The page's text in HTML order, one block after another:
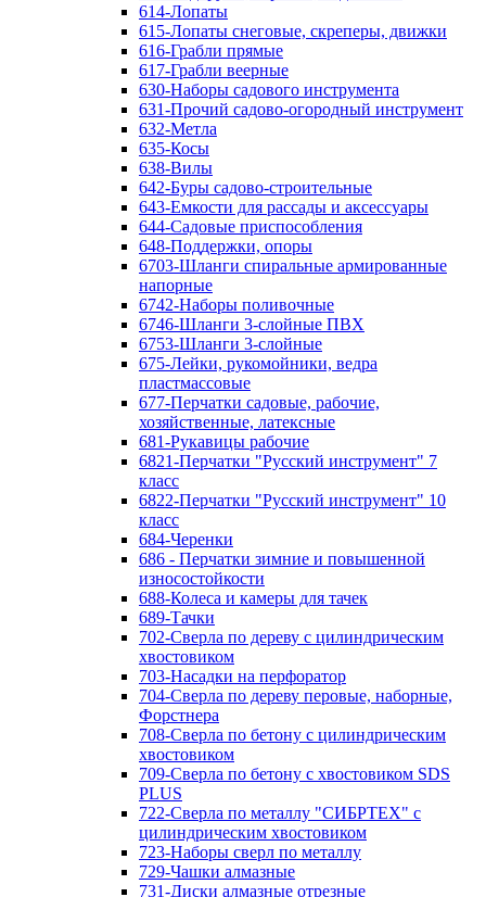
614-Лопаты
615-Лопаты снеговые, скреперы, движки
616-Грабли прямые
617-Грабли веерные
630-Наборы садового инструмента
631-Прочий садово-огородный инструмент
632-Метла
635-Косы
638-Вилы
642-Буры садово-строительные
643-Емкости для рассады и аксессуары
644-Садовые приспособления
648-Поддержки, опоры
6703-Шланги спиральные армированные
напорные
6742-Наборы поливочные
6746-Шланги 3-слойные ПВХ
6753-Шланги 3-слойные
675-Лейки, рукомойники, ведра
пластмассовые
677-Перчатки садовые, рабочие,
хозяйственные, латексные
681-Рукавицы рабочие
6821-Перчатки "Русский инструмент" 7
класс
6822-Перчатки "Русский инструмент" 10
класс
684-Черенки
686 - Перчатки зимние и повышенной
износостойкости
688-Колеса и камеры для тачек
689-Тачки
702-Сверла по дереву с цилиндрическим
хвостовиком
703-Насадки на перфоратор
704-Сверла по дереву перовые, наборные,
Форстнера
708-Сверла по бетону с цилиндрическим
хвостовиком
709-Сверла по бетону с хвостовиком SDS
PLUS
722-Сверла по металлу "СИБРТЕХ" с
цилиндрическим хвостовиком
723-Наборы сверл по металлу
729-Чашки алмазные
731-Диски алмазные отрезные